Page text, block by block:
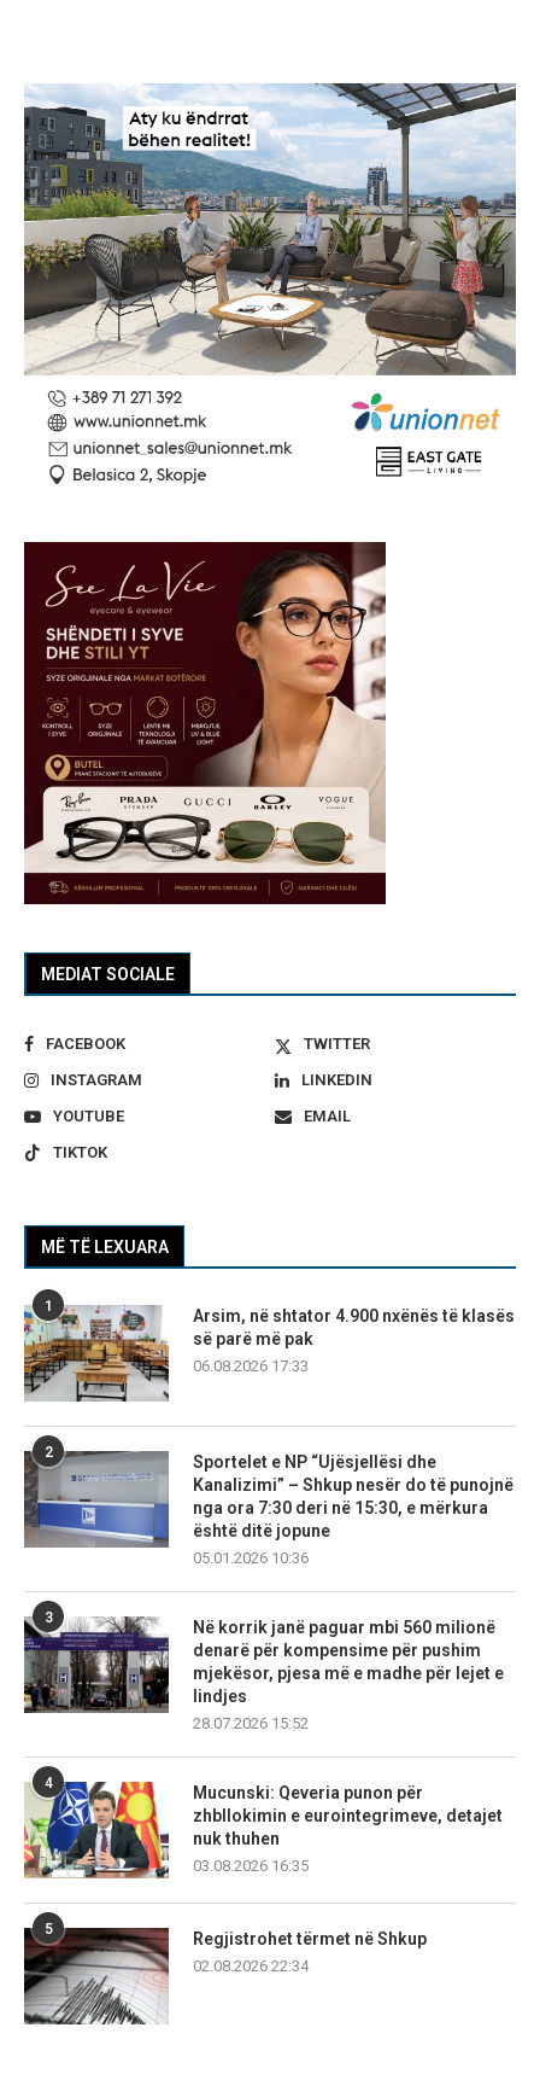
MEDIAT SOCIALE
FACEBOOK
TWITTER
INSTAGRAM
LINKEDIN
YOUTUBE
EMAIL
TIKTOK
MË TË LEXUARA
1
Arsim, në shtator 4.900 nxënës të klasës
së parë më pak
06.08.2026 17:33
2
Sportelet e NP “Ujësjellësi dhe
Kanalizimi” – Shkup nesër do të punojnë
nga ora 7:30 deri në 15:30, e mërkura
është ditë jopune
05.01.2026 10:36
3
Në korrik janë paguar mbi 560 milionë
denarë për kompensime për pushim
mjekësor, pjesa më e madhe për lejet e
lindjes
28.07.2026 15:52
4
Mucunski: Qeveria punon për
zhbllokimin e eurointegrimeve, detajet
nuk thuhen
03.08.2026 16:35
5
Regjistrohet tërmet në Shkup
02.08.2026 22:34